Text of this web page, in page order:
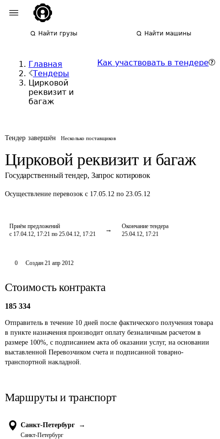
Найти грузы Найти машины
Главная
Тендеры
Цирковой
реквизит и
багаж
Как участвовать в тендере
Тендер завершён Несколько поставщиков
Цирковой реквизит и багаж
Государственный тендер, Запрос котировок
Осуществление перевозок с 17.05.12 по 23.05.12
Приём предложений
с 17.04.12, 17:21 по 25.04.12, 17:21
Окончание тендера
25.04.12, 17:21
0 Создан 21 апр 2012
Стоимость контракта
185 334
Отправитель в течение 10 дней после фактического получения товара
в пункте назначения производит оплату безналичным расчетом в
размере 100%, с подписанием акта об оказании услуг, на основании
выставленной Перевозчиком счета и подписанной товарно-
транспортной накладной.
Маршруты и транспорт
Санкт-Петербург →
Санкт-Петербург